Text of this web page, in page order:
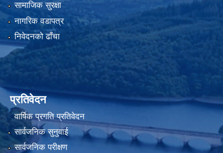
सामाजिक सुरक्षा
नागरिक वडापत्र
निवेदनको ढाँचा
प्रतिवेदन
वार्षिक प्रगति प्रतिवेदन
सार्वजनिक सुनुवाई
सार्वजनिक परीक्षण